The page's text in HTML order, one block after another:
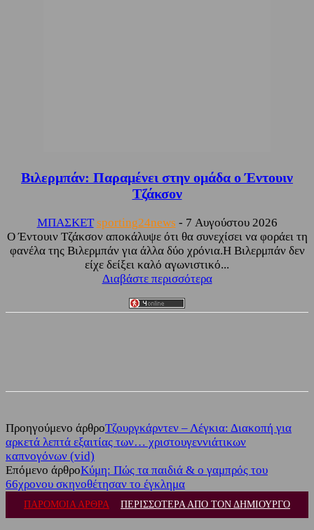
Βιλερμπάν: Παραμένει στην ομάδα ο Έντουιν
Τζάκσον
ΜΠΑΣΚΕΤ sporting24news - 7 Αυγούστου 2026
Ο Έντουιν Τζάκσον αποκάλυψε ότι θα συνεχίσει να φοράει τη
φανέλα της Βιλερμπάν για άλλα δύο χρόνια.Η Βιλερμπάν δεν
είχε δείξει καλό αγωνιστικό...
Διαβάστε περισσότερα
Προηγούμενο άρθροΤζουργκάρντεν – Λέγκια: Διακοπή για
αρκετά λεπτά εξαιτίας των… χριστουγεννιάτικων
καπνογόνων (vid)
Επόμενο άρθροΚύμη: Πώς τα παιδιά & ο γαμπρός του
66χρονου σκηνοθέτησαν το έγκλημα
ΠΑΡΟΜΟΙΑ ΑΡΘΡΑ ΠΕΡΙΣΣΟΤΕΡΑ ΑΠΟ ΤΟΝ ΔΗΜΙΟΥΡΓΟ